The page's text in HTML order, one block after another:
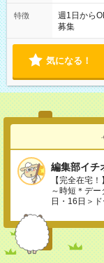
特徴
週1日から
募集
気になる！
編集部イチ
【完全在宅
～時短＊デ
日・16日＞